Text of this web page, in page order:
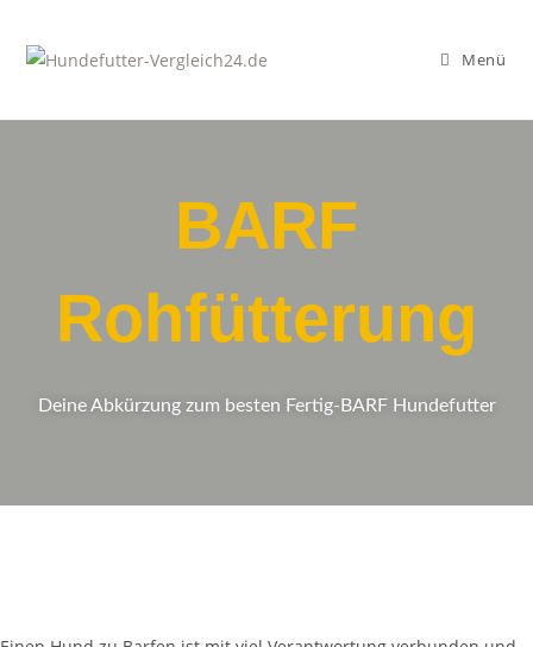
Inhalt
springen
Menü
BARF
Rohfütterung
Deine Abkürzung zum besten Fertig-BARF Hundefutter